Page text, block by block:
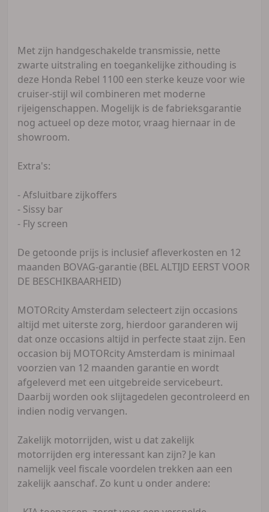
Met zijn handgeschakelde transmissie, nette
zwarte uitstraling en toegankelijke zithouding is
deze Honda Rebel 1100 een sterke keuze voor wie
cruiser-stijl wil combineren met moderne
rijeigenschappen. Mogelijk is de fabrieksgarantie
nog actueel op deze motor, vraag hiernaar in de
showroom.
Extra's:
- Afsluitbare zijkoffers
- Sissy bar
- Fly screen
De getoonde prijs is inclusief afleverkosten en 12
maanden BOVAG-garantie (BEL ALTIJD EERST VOOR
DE BESCHIKBAARHEID)
MOTORcity Amsterdam selecteert zijn occasions
altijd met uiterste zorg, hierdoor garanderen wij
dat onze occasions altijd in perfecte staat zijn. Een
occasion bij MOTORcity Amsterdam is minimaal
voorzien van 12 maanden garantie en wordt
afgeleverd met een uitgebreide servicebeurt.
Daarbij worden ook slijtagedelen gecontroleerd en
indien nodig vervangen.
Zakelijk motorrijden, wist u dat zakelijk
motorrijden erg interessant kan zijn? Je kan
namelijk veel fiscale voordelen trekken aan een
zakelijk aanschaf. Zo kunt u onder andere: